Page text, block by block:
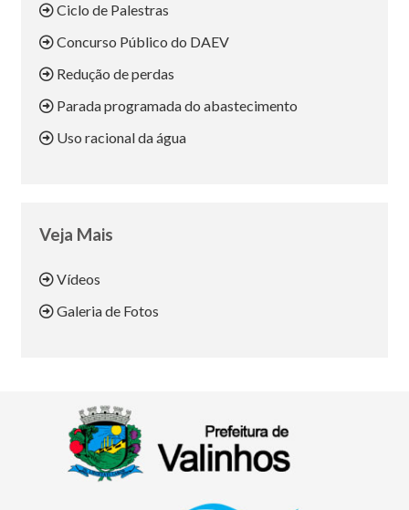
Ciclo de Palestras
Concurso Público do DAEV
Redução de perdas
Parada programada do abastecimento
Uso racional da água
Veja Mais
Vídeos
Galeria de Fotos